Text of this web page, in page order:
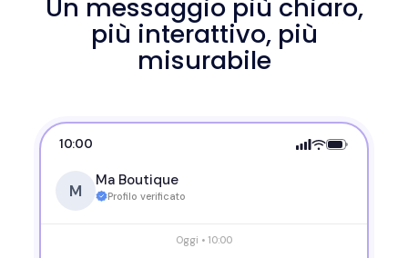
Un messaggio più chiaro,
più interattivo, più
misurabile
10:00
M
Ma Boutique
Profilo verificato
Oggi • 10:00